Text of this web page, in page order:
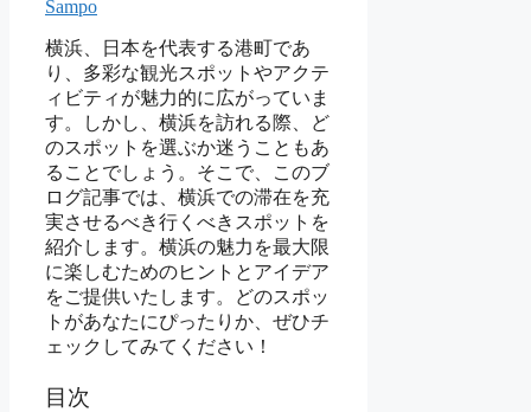
Sampo
横浜、日本を代表する港町であ
り、多彩な観光スポットやアクテ
ィビティが魅力的に広がっていま
す。しかし、横浜を訪れる際、ど
のスポットを選ぶか迷うこともあ
ることでしょう。そこで、このブ
ログ記事では、横浜での滞在を充
実させるべき行くべきスポットを
紹介します。横浜の魅力を最大限
に楽しむためのヒントとアイデア
をご提供いたします。どのスポッ
トがあなたにぴったりか、ぜひチ
ェックしてみてください！
目次